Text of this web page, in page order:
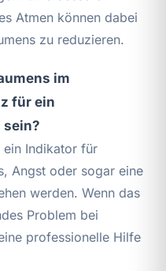
Atmen können dabei
zu reduzieren.
im
für ein
sein?
ein Indikator für
Angst oder sogar eine
werden. Wenn das
Problem bei
professionelle Hilfe